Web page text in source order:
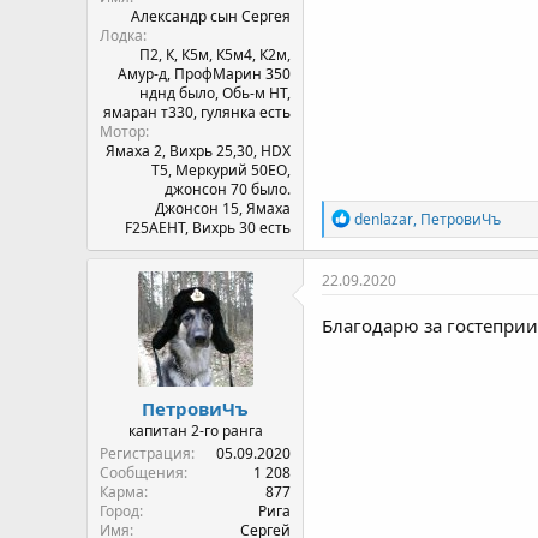
Александр сын Сергея
Лодка
П2, К, К5м, К5м4, К2м,
Амур-д, ПрофМарин 350
нднд было, Обь-м НТ,
ямаран т330, гулянка есть
Мотор
Ямахa 2, Вихрь 25,30, HDX
T5, Меркурий 50ЕО,
джонсон 70 было.
Джонсон 15, Ямаха
F25AEHT, Вихрь 30 есть
Р
е
а
к
и
denlazar, ПетровиЧъ
ПетровиЧъ
капитан 2-го ранга
Регистрация
05.09.2020
Сообщения
1 208
Карма
877
Город
Рига
Имя
Сергей
22.09.2020
Благодарю за